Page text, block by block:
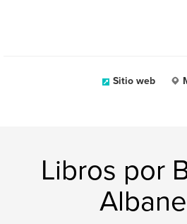
Sitio web
Libros por